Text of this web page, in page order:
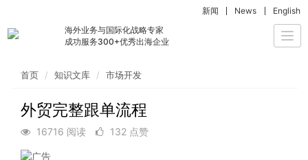
海外业务与国际化战略专家
成功服务300+优秀出海企业
新闻 News English
首页 知识文库 市场开发
外贸完整跟单流程
16716 阅读 132 点赞